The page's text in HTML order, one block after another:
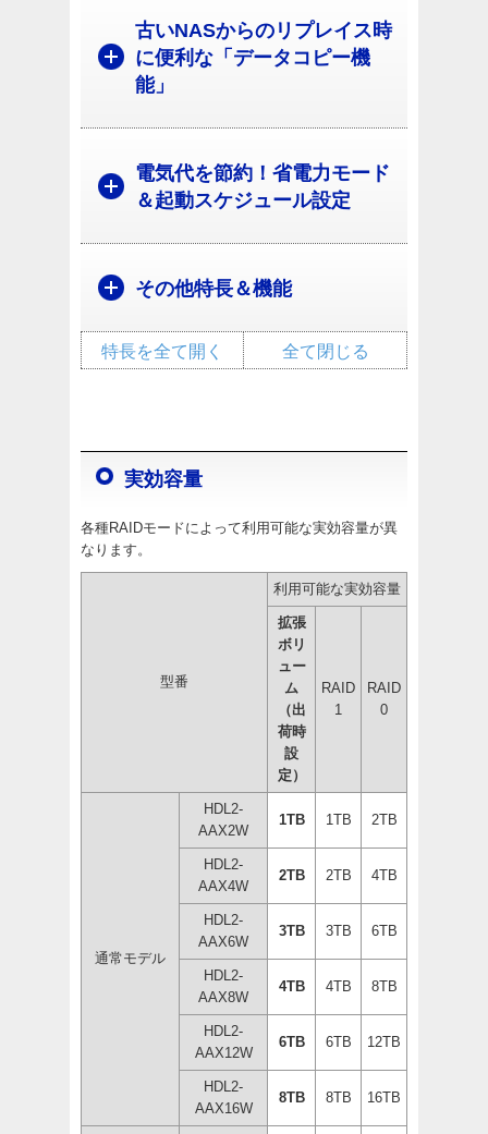
古いNASからのリプレイス時
に便利な「データコピー機
能」
電気代を節約！省電力モード
＆起動スケジュール設定
その他特長＆機能
全て閉じる
特長を全て開く
実効容量
各種RAIDモードによって利用可能な実効容量が異
なります。
型番
利用可能な実効容量
拡張
ボリ
ュー
ム
（出
荷時
設
定）
RAID
1
RAID
0
通常モデル
HDL2-
AAX2W
1TB 1TB 2TB
HDL2-
AAX4W
2TB 2TB 4TB
HDL2-
AAX6W
3TB 3TB 6TB
HDL2-
AAX8W
4TB 4TB 8TB
HDL2-
AAX12W
6TB 6TB 12TB
HDL2-
AAX16W
8TB 8TB 16TB